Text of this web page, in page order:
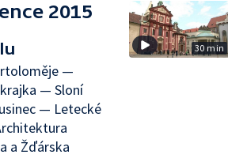
2015
—
— Sloní
— Letecké
a Žďárska
30 min